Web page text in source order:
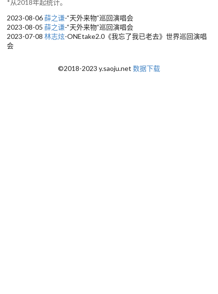
*从2018年起统计。
2023-08-06薛之谦-“天外来物”巡回演唱会
2023-08-05 薛之谦-“天外来物”巡回演唱会
2023-07-08 林志炫-ONEtake2.0《我忘了我已老去》世界巡回演唱
会
©2018-2023 y.saoju.net 数据下载